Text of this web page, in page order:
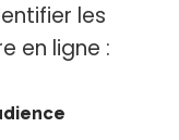
les
en ligne :